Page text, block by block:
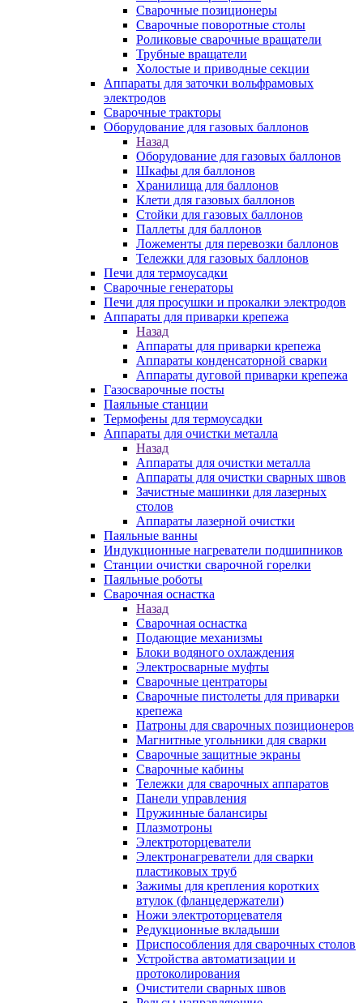
Сварочные позиционеры
Сварочные поворотные столы
Роликовые сварочные вращатели
Трубные вращатели
Холостые и приводные секции
Аппараты для заточки вольфрамовых
электродов
Сварочные тракторы
Оборудование для газовых баллонов
Назад
Оборудование для газовых баллонов
Шкафы для баллонов
Хранилища для баллонов
Клети для газовых баллонов
Стойки для газовых баллонов
Паллеты для баллонов
Ложементы для перевозки баллонов
Тележки для газовых баллонов
Печи для термоусадки
Сварочные генераторы
Печи для просушки и прокалки электродов
Аппараты для приварки крепежа
Назад
Аппараты для приварки крепежа
Аппараты конденсаторной сварки
Аппараты дуговой приварки крепежа
Газосварочные посты
Паяльные станции
Термофены для термоусадки
Аппараты для очистки металла
Назад
Аппараты для очистки металла
Аппараты для очистки сварных швов
Зачистные машинки для лазерных
столов
Аппараты лазерной очистки
Паяльные ванны
Индукционные нагреватели подшипников
Станции очистки сварочной горелки
Паяльные роботы
Сварочная оснастка
Назад
Сварочная оснастка
Подающие механизмы
Блоки водяного охлаждения
Электросварные муфты
Сварочные центраторы
Сварочные пистолеты для приварки
крепежа
Патроны для сварочных позиционеров
Магнитные угольники для сварки
Сварочные защитные экраны
Сварочные кабины
Тележки для сварочных аппаратов
Панели управления
Пружинные балансиры
Плазмотроны
Электроторцеватели
Электронагреватели для сварки
пластиковых труб
Зажимы для крепления коротких
втулок (фланцедержатели)
Ножи электроторцевателя
Редукционные вкладыши
Приспособления для сварочных столов
Устройства автоматизации и
протоколирования
Очистители сварных швов